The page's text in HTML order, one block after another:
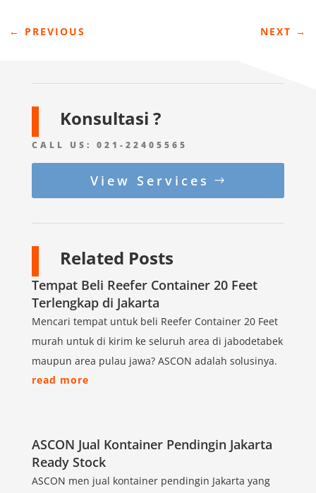
← PREVIOUS NEXT →
Konsultasi ?
CALL US: 021-22405565
View Services
Related Posts
Tempat Beli Reefer Container 20 Feet
Terlengkap di Jakarta
Mencari tempat untuk beli Reefer Container 20 Feet
murah untuk di kirim ke seluruh area di jabodetabek
maupun area pulau jawa? ASCON adalah solusinya.
read more
ASCON Jual Kontainer Pendingin Jakarta
Ready Stock
ASCON men jual kontainer pendingin Jakarta yang